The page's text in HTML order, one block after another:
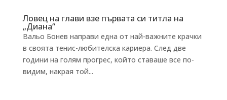
Ловец на глави взе първата си титла на
„Диана“
Вальо Бонев направи една от най-важните крачки
в своята тенис-любителска кариера. След две
години на голям прогрес, който ставаше все по-
видим, накрая той...